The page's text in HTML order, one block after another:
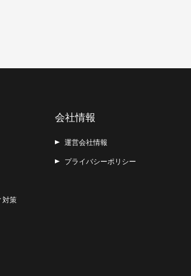
対策
会社情報
運営会社情報
プライバシーポリシー